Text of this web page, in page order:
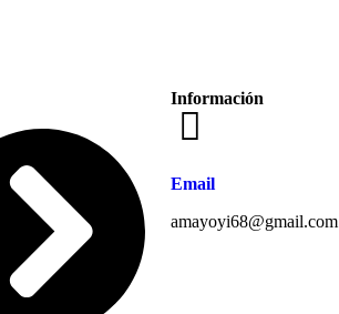
Información
Email
amayoyi68@gmail.com